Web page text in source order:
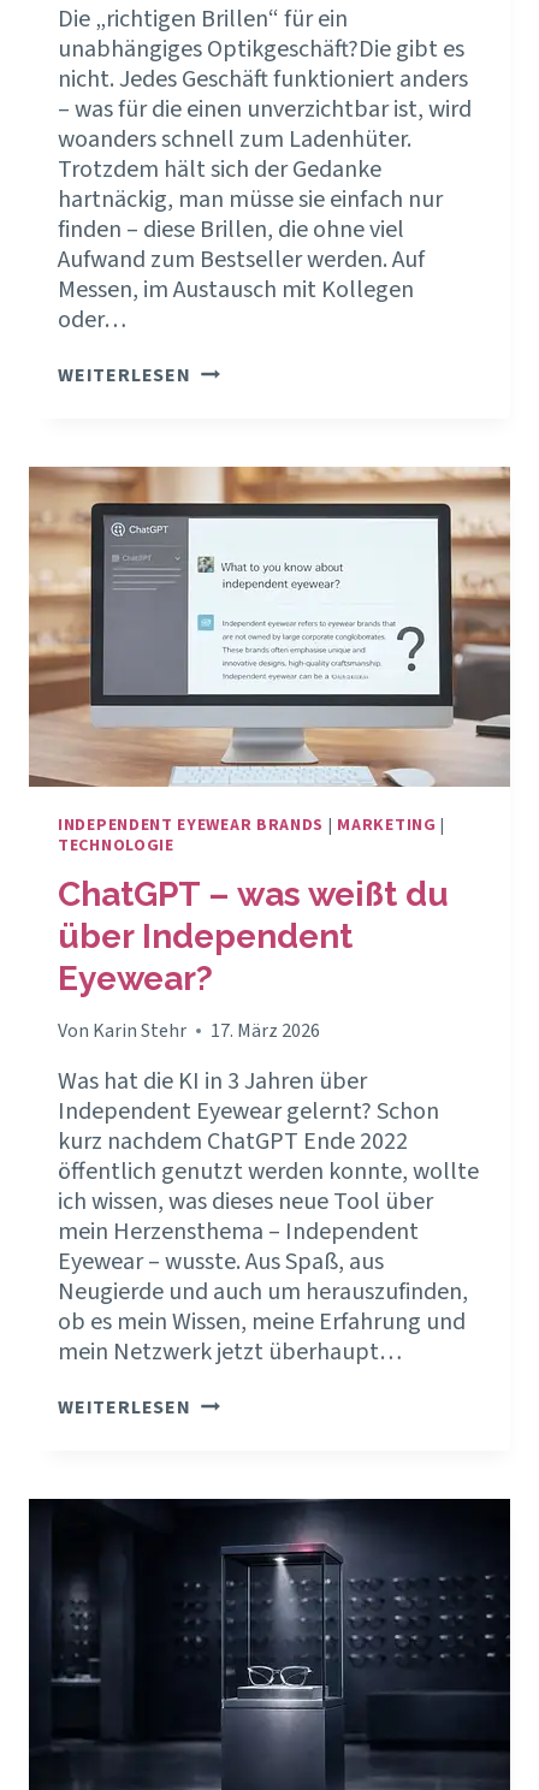
Die „richtigen Brillen“ für ein
unabhängiges Optikgeschäft?Die gibt es
nicht. Jedes Geschäft funktioniert anders
– was für die einen unverzichtbar ist, wird
woanders schnell zum Ladenhüter.
Trotzdem hält sich der Gedanke
hartnäckig, man müsse sie einfach nur
finden – diese Brillen, die ohne viel
Aufwand zum Bestseller werden. Auf
Messen, im Austausch mit Kollegen
oder…
WEITERLESEN WELCHE
MEINEM
OPTIKGESCHÄFT?
INDEPENDENT EYEWEAR BRANDS | MARKETING |
TECHNOLOGIE
ChatGPT – was weißt du
über Independent
Eyewear?
Von Karin Stehr 17. März 2026
Was hat die KI in 3 Jahren über
Independent Eyewear gelernt? Schon
kurz nachdem ChatGPT Ende 2022
öffentlich genutzt werden konnte, wollte
ich wissen, was dieses neue Tool über
mein Herzensthema – Independent
Eyewear – wusste. Aus Spaß, aus
Neugierde und auch um herauszufinden,
ob es mein Wissen, meine Erfahrung und
mein Netzwerk jetzt überhaupt…
WEITERLESEN CHATGPT
U Ü
NDEPENDENT E
YEWEAR?